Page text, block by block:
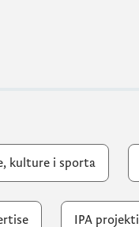
kulture i sporta
IPA projekti